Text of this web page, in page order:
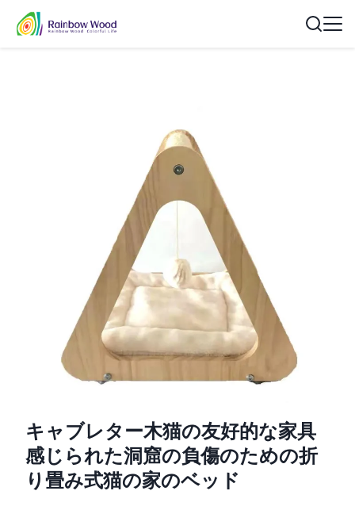
キャブレター木猫の友好的な家具
感じられた洞窟の負傷のための折
り畳み式猫の家のベッド